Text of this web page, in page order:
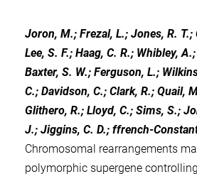
Joron, M.; Frezal, L.; Jones, R. T.;
Lee, S. F.; Haag, C. R.; Whibley,
Baxter, S. W.; Ferguson, L.;
C.; Davidson, C.; Clark, R.; Quail,
Glithero, R.; Lloyd, C.; Sims, S.;
J.; Jiggins, C. D.; ffrench-
Chromosomal rearrangements
polymorphic supergene